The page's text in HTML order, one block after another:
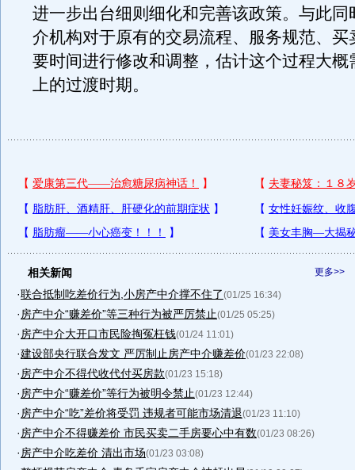
进一步出台细则细化和完善该政策。与此同
介机构对于原有的交易流程、服务规范、买
要时间进行修改和调整，估计这个过程大概
上的过渡时期。
更多>>
相关新闻
·联合抵制吃差价行为,小房产中介撑不住了(01/25 16:34)
· 房产中介“赚差价”等三种行为被严厉禁止(01/25 05:25)
· 房产中介大开口市民险掏冤枉钱(01/24 11:01)
·建设部央行联合发文 严厉制止房产中介赚差价(01/23 22:08)
· 房产中介不得代收代付买房款(01/23 15:18)
· 房产中介“赚差价”等行为被明令禁止(01/23 12:44)
· 房产中介“吃”差价将受罚 违规者可能市场清退(01/23 11:10)
· 房产中介不得赚差价 市民买卖二手房要心中有数(01/23 08:26)
· 房产中介吃差价 清出市场(01/23 03:08)